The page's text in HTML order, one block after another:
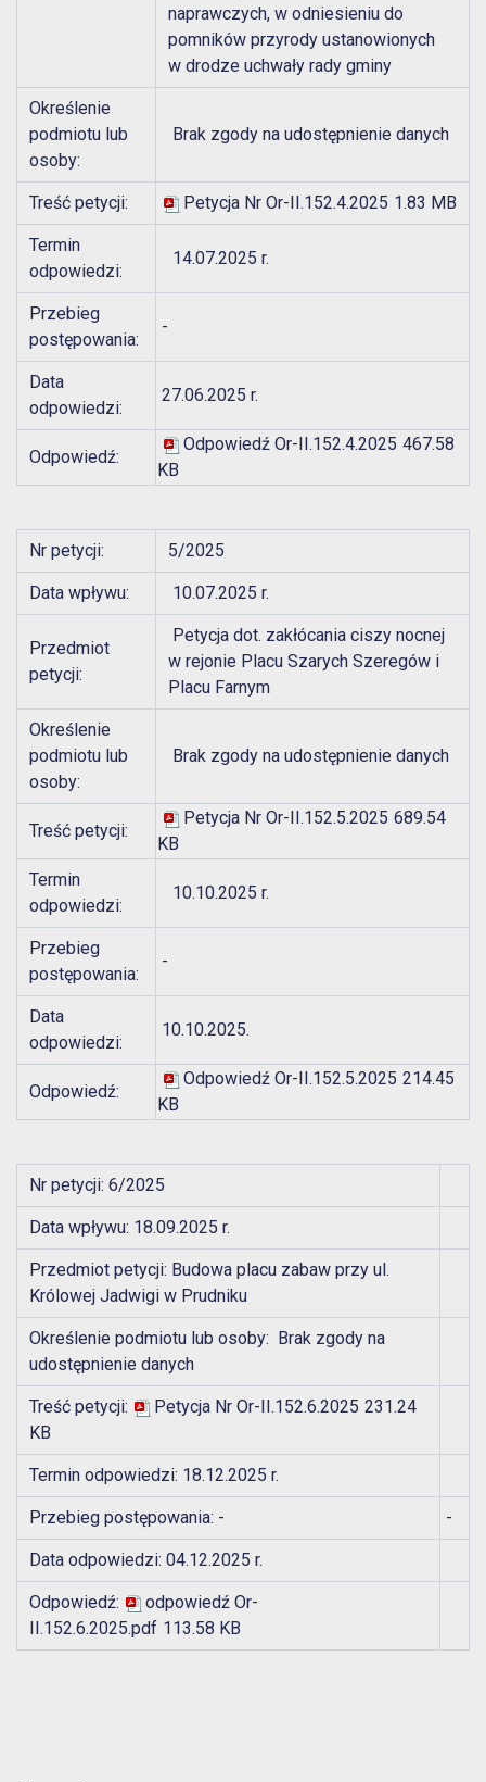
naprawczych, w odniesieniu do
pomników przyrody ustanowionych
w drodze uchwały rady gminy
Określenie
podmiotu lub
osoby:
Brak zgody na udostępnienie danych
Treść petycji: Petycja Nr Or-II.152.4.2025 1.83 MB
Termin
odpowiedzi:
14.07.2025 r.
Przebieg
postępowania:
-
Data
odpowiedzi:
27.06.2025 r.
Odpowiedź:
Odpowiedź Or-II.152.4.2025 467.58
KB
Nr petycji: 5/2025
Data wpływu: 10.07.2025 r.
Przedmiot
petycji:
Petycja dot. zakłócania ciszy nocnej
w rejonie Placu Szarych Szeregów i
Placu Farnym
Określenie
podmiotu lub
osoby:
Brak zgody na udostępnienie danych
Treść petycji:
Petycja Nr Or-II.152.5.2025 689.54
KB
Termin
odpowiedzi:
10.10.2025 r.
Przebieg
postępowania:
-
Data
odpowiedzi:
10.10.2025.
Odpowiedź:
Odpowiedź Or-II.152.5.2025 214.45
KB
Nr petycji: 6/2025
Data wpływu: 18.09.2025 r.
Przedmiot petycji: Budowa placu zabaw przy ul.
Królowej Jadwigi w Prudniku
Określenie podmiotu lub osoby: Brak zgody na
udostępnienie danych
Treść petycji: Petycja Nr Or-II.152.6.2025 231.24
KB
Termin odpowiedzi: 18.12.2025 r.
Przebieg postępowania: - -
Data odpowiedzi: 04.12.2025 r.
Odpowiedź:
odpowiedź Or-
II.152.6.2025.pdf 113.58 KB